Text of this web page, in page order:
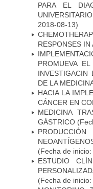
PARA EL
2018-08-13)
RESPONSES IN
PROMUEVA
INVESTIGACIN
DE LA
HACIA LA
CÁNCER EN
MEDICINA
GÁSTRICO
(Fecha de
ESTUDIO
(Fecha de